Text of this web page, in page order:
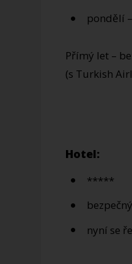
pondělí –
Přímý let –
(s Turkish
Hotel:
*****
nyní se